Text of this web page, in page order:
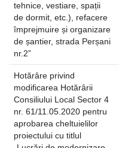
tehnice, vestiare, spații
de dormit, etc.), refacere
împrejmuire și organizare
de șantier, strada Perșani
nr.2”
Hotărâre privind
modificarea Hotărârii
Consiliului Local Sector 4
nr. 61/11.05.2020 pentru
aprobarea cheltuielilor
proiectului cu titlul